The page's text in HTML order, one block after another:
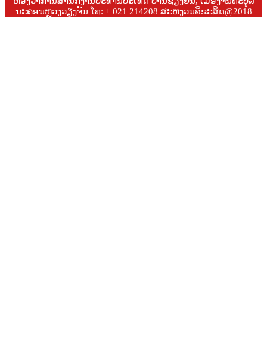
ນະຄອນຫຼວງວຽງຈັນ ໂທ: + 021 214208 ສະຫງວນລິຂະສິດ@2018